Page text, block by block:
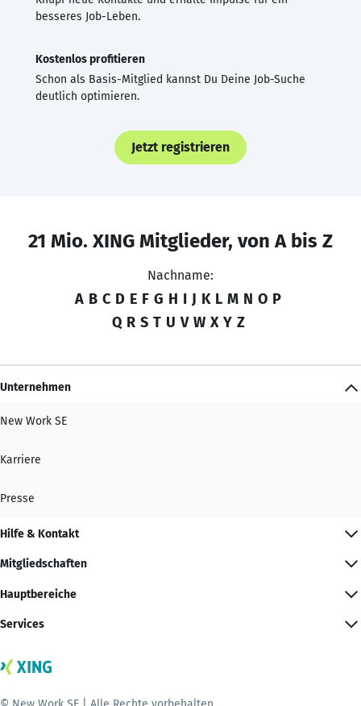
besseres Job-Leben.
Kostenlos profitieren
Schon als Basis-Mitglied kannst Du Deine Job-Suche
deutlich optimieren.
Jetzt registrieren
21 Mio. XING Mitglieder, von A bis Z
Nachname:
A B C D E F G H I J K L M N O P
Q R S T U V W X Y Z
Unternehmen
New Work SE
Karriere
Presse
Hilfe & Kontakt
Mitgliedschaften
Hauptbereiche
Services